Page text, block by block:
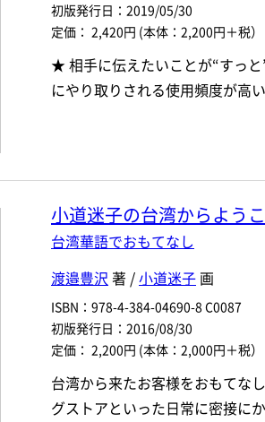
レベル
-* ※5桁の数字を入力
初版発行日：2019/05/30
定価： 2,420円 (本体：2,200円＋税）
★ 相手に伝えたいことが“すっ
にやり取りされる使用頻度が高
小道迷子の台湾からよう
台湾華語でおもてなし
渡邉豊沢 著 /小道迷子 画
ISBN：978-4-384-04690-8 C0087
初版発行日：2016/08/30
定価： 2,200円 (本体：2,000円＋税）
台湾から来たお客様をおもてな
グストアといった日常に密接に